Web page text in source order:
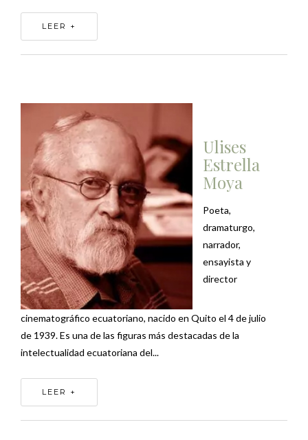
LEER +
Ulises
Estrella
Moya
Poeta,
dramaturgo,
narrador,
ensayista y
director
cinematográfico ecuatoriano, nacido en Quito el 4 de julio
de 1939. Es una de las figuras más destacadas de la
intelectualidad ecuatoriana del...
LEER +